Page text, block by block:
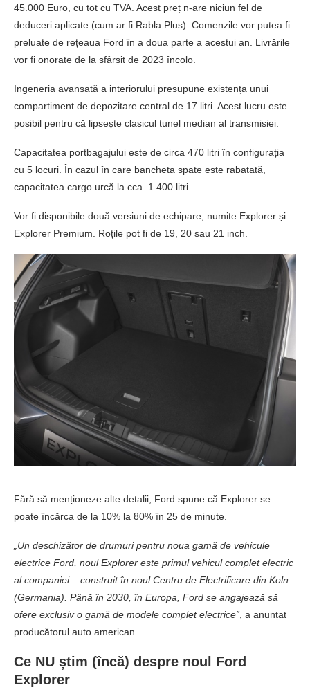
45.000 Euro, cu tot cu TVA. Acest preț n-are niciun fel de
deduceri aplicate (cum ar fi Rabla Plus). Comenzile vor putea fi
preluate de rețeaua Ford în a doua parte a acestui an. Livrările
vor fi onorate de la sfârșit de 2023 încolo.
Ingeneria avansată a interiorului presupune existența unui
compartiment de depozitare central de 17 litri. Acest lucru este
posibil pentru că lipsește clasicul tunel median al transmisiei.
Capacitatea portbagajului este de circa 470 litri în configurația
cu 5 locuri. În cazul în care bancheta spate este rabatată,
capacitatea cargo urcă la cca. 1.400 litri.
Vor fi disponibile două versiuni de echipare, numite Explorer și
Explorer Premium. Roțile pot fi de 19, 20 sau 21 inch.
Fără să menționeze alte detalii, Ford spune că Explorer se
poate încărca de la 10% la 80% în 25 de minute.
„Un deschizător de drumuri pentru noua gamă de vehicule
electrice Ford, noul Explorer este primul vehicul complet electric
al companiei – construit în noul Centru de Electrificare din Koln
(Germania). Până în 2030, în Europa, Ford se angajează să
ofere exclusiv o gamă de modele complet electrice” , a anunțat
producătorul auto american.
Ce NU știm (încă) despre noul Ford
Explorer